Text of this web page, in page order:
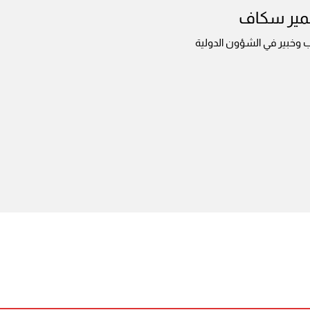
سكاف
وخبير في الشؤون الدولية